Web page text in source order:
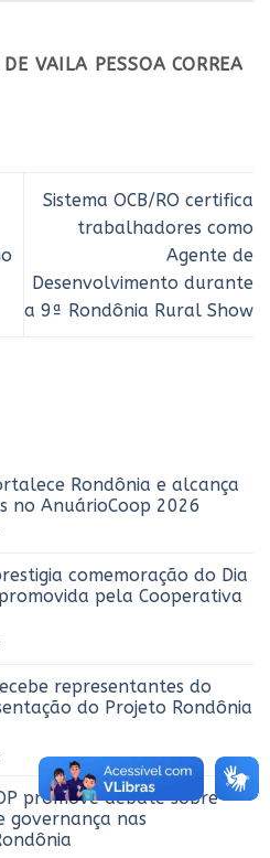
VAILA PESSOA CORREA
Sistema OCB/RO certifica
trabalhadores como
Agente de
Desenvolvimento durante
a 9ª Rondônia Rural Show
Rondônia e alcança
no AnuárioCoop 2026
fortalece
Rondônia
e
no
AnuárioCoop
comemoração do Dia
pela Cooperativa
OCB/RO
prestigia
comemoração
Caminhoneiro
promovida
pela
Cooperativa
representantes do
do Projeto Rondônia
OCB/RO
recebe
representantes
do
promove debate sobre
governança nas